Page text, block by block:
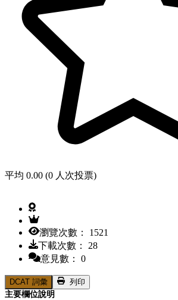
平均 0.00 (0 人次投票)
瀏覽次數： 1521
下載次數： 28
意見數： 0
DCAT 詞彙
列印
主要欄位說明